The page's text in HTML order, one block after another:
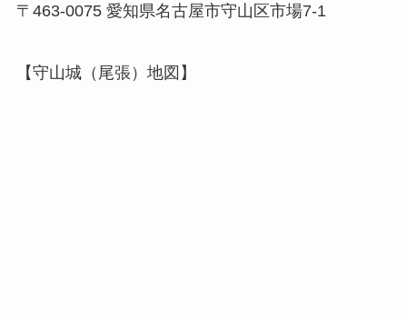
〒463-0075 愛知県名古屋市守山区市場7-1
【守山城（尾張）地図】